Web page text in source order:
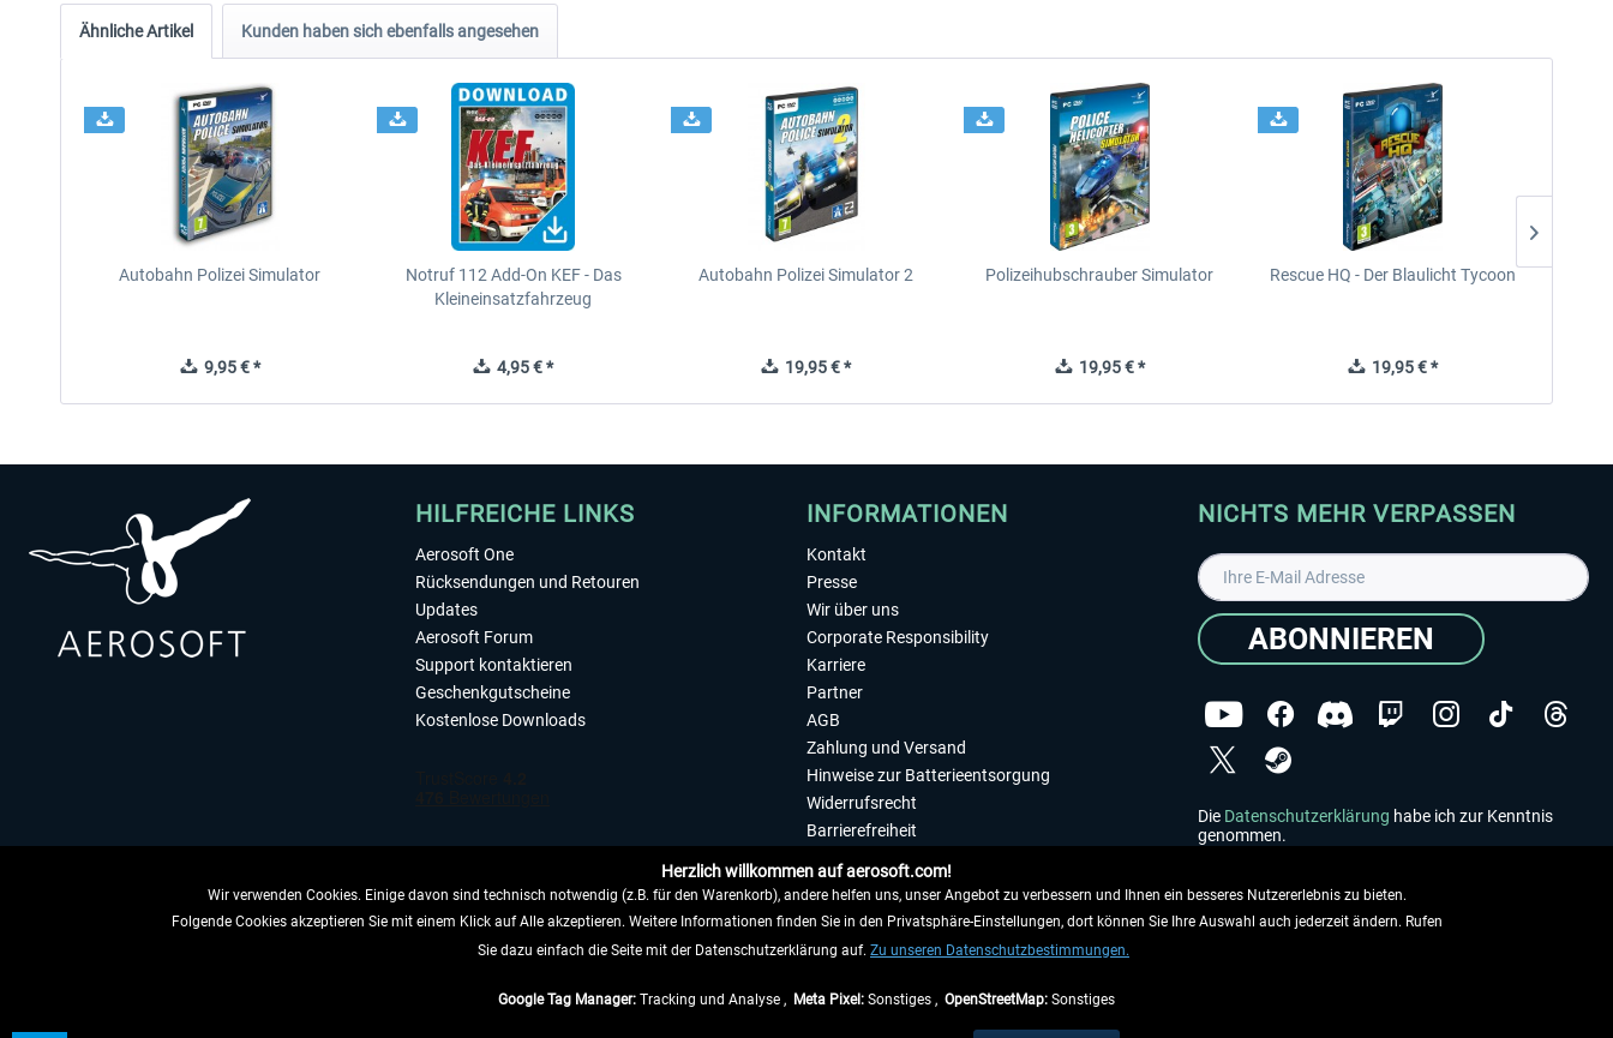
Ähnliche Artikel Kunden haben sich ebenfalls angesehen
Autobahn Polizei Simulator
9,95 € *
Notruf 112 Add-On KEF - Das
Kleineinsatzfahrzeug
4,95 € *
Autobahn Polizei Simulator 2
19,95 € *
Polizeihubschrauber Simulator
19,95 € *
Rescue HQ - Der Blaulicht Tycoon
19,95 € *
HILFREICHE LINKS
Aerosoft One
Rücksendungen und Retouren
Updates
Aerosoft Forum
Support kontaktieren
Geschenkgutscheine
Kostenlose Downloads
VERTRAG WIDERRUFEN
INFORMATIONEN
Kontakt
Presse
Wir über uns
Corporate Responsibility
Karriere
Partner
AGB
Zahlung und Versand
Hinweise zur Batterieentsorgung
Widerrufsrecht
Barrierefreiheit
Impressum
NICHTS MEHR VERPASSEN
ABONNIEREN
Die Datenschutzerklärung habe ich zur Kenntnis
genommen.
, wenn nicht anders beschrieben.
Herzlich willkommen auf aerosoft.com!
Wir verwenden Cookies. Einige davon sind technisch notwendig (z.B. für den Warenkorb), andere helfen uns, unser Angebot zu verbessern und Ihnen ein besseres Nutzererlebnis zu bieten.
Folgende Cookies akzeptieren Sie mit einem Klick auf Alle akzeptieren. Weitere Informationen finden Sie in den Privatsphäre-Einstellungen, dort können Sie Ihre Auswahl auch jederzeit ändern. Rufen
Sie dazu einfach die Seite mit der Datenschutzerklärung auf. Zu unseren Datenschutzbestimmungen.
Google Tag Manager: Tracking und Analyse , Meta Pixel: Sonstiges , OpenStreetMap: Sonstiges